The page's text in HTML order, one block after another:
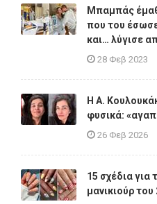
Μπαμπάς
που του
και… λύγισε
28 Φεβ 2023
Η A.
φυσικά:
26 Φεβ 2026
15 σχέδια για
μανικιούρ του